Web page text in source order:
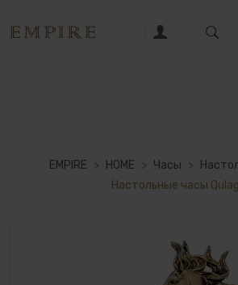
EMPIRE > HOME > Часы >
Настольные часы